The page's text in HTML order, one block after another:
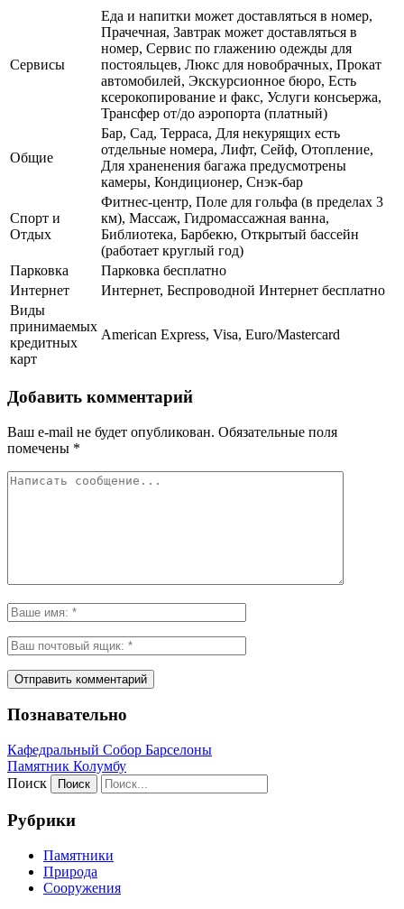
Сервисы
Еда и напитки может доставляться в номер,
Прачечная, Завтрак может доставляться в
номер, Сервис по глажению одежды для
постояльцев, Люкс для новобрачных, Прокат
автомобилей, Экскурсионное бюро, Есть
ксерокопирование и факс, Услуги консьержа,
Трансфер от/до аэропорта (платный)
Общие
Бар, Сад, Терраса, Для некурящих есть
отдельные номера, Лифт, Сейф, Отопление,
Для храненения багажа предусмотрены
камеры, Кондиционер, Снэк-бар
Спорт и
Отдых
Фитнес-центр, Поле для гольфа (в пределах 3
км), Массаж, Гидромассажная ванна,
Библиотека, Барбекю, Открытый бассейн
(работает круглый год)
Парковка
Парковка бесплатно
Интернет
Интернет, Беспроводной Интернет бесплатно
Виды
принимаемых
кредитных
карт
American Express, Visa, Euro/Mastercard
Добавить комментарий
Ваш e-mail не будет опубликован. Обязательные поля
помечены *
Познавательно
Кафeдрaльный Собор Барселоны
Пaмятник Колумбу
Поиск
Рубрики
Памятники
Природа
Сооружения